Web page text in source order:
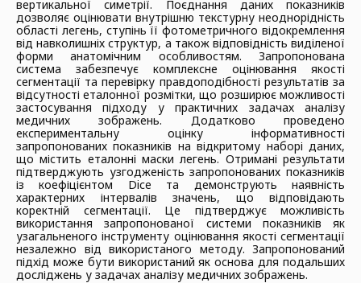
вертикальної симетрії. Поєднання даних показників
дозволяє оцінювати внутрішню текстурну неоднорідність
області легень, ступінь її фотометричного відокремлення
від навколишніх структур, а також відповідність виділеної
форми анатомічним особливостям. Запропонована
система забезпечує комплексне оцінювання якості
сегментації та перевірку правдоподібності результатів за
відсутності еталонної розмітки, що розширює можливості
застосування підходу у практичних задачах аналізу
медичних зображень. Додатково проведено
експериментальну оцінку інформативності
запропонованих показників на відкритому наборі даних,
що містить еталонні маски легень. Отримані результати
підтверджують узгодженість запропонованих показників
із коефіцієнтом Dice та демонструють наявність
характерних інтервалів значень, що відповідають
коректній сегментації. Це підтверджує можливість
використання запропонованої системи показників як
узагальненого інструменту оцінювання якості сегментації
незалежно від використаного методу. Запропонований
підхід може бути використаний як основа для подальших
досліджень у задачах аналізу медичних зображень.